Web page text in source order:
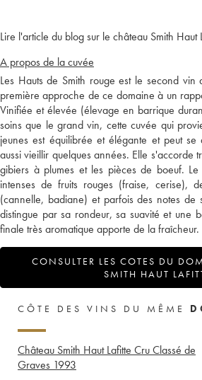
Lire l'article du blog sur le château Smith Haut
A propos de la cuvée
Les Hauts de Smith rouge est le second vin
première approche de ce domaine à un
Vinifiée et élevée (élevage en barrique
soins que le grand vin, cette cuvée qui
jeunes est équilibrée et élégante et peut se
aussi vieillir quelques années. Elle s'accorde
gibiers à plumes et les pièces de boeuf.
intenses de fruits rouges (fraise, cerise),
(cannelle, badiane) et parfois des notes de
distingue par sa rondeur, sa suavité et une
finale très aromatique apporte de la fraîcheur.
CONSULTER LES COTES DU
SMITH HAUT
CÔTE DES VINS DU MÊME
Château Smith Haut Lafitte Cru Classé de
Graves 1993